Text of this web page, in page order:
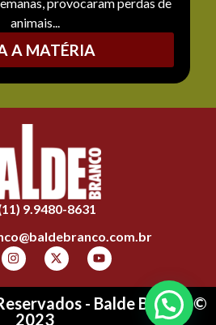
animais...
A MATÉRIA
9.9480-8631
- Balde Branco ©
2023